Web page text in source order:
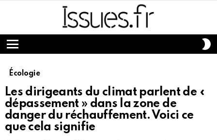
Menu
Écologie
Les dirigeants du climat parlent de «
dépassement » dans la zone de
danger du réchauffement. Voici ce
que cela signifie